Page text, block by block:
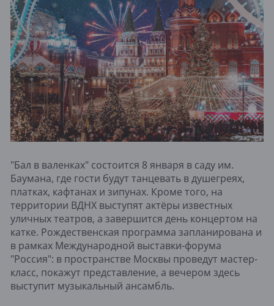
"Бал в валенках" состоится 8 января в саду им.
Баумана, где гости будут танцевать в душегреях,
платках, кафтанах и зипунах. Кроме того, на
территории ВДНХ выступят актёры известных
уличных театров, а завершится день концертом на
катке. Рождественская программа запланирована и
в рамках Международной выставки-форума
"Россия": в пространстве Москвы проведут мастер-
класс, покажут представление, а вечером здесь
выступит музыкальный ансамбль.